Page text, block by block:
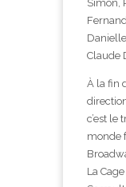
Simon,
Claude
À la fin
c’est le
monde
La